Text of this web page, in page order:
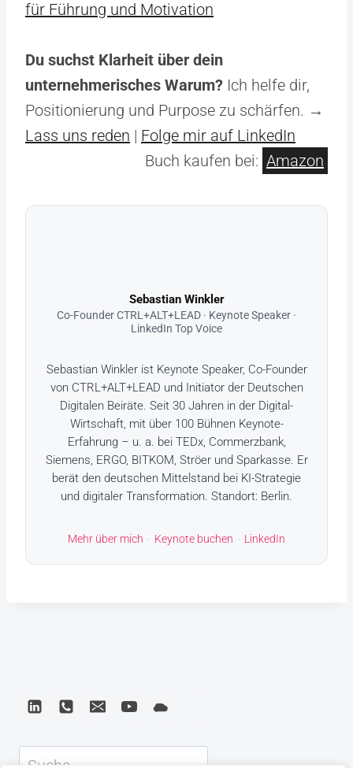
für Führung und Motivation
Du suchst Klarheit über dein
unternehmerisches Warum? Ich helfe dir,
Positionierung und Purpose zu schärfen. →
Lass uns reden | Folge mir auf LinkedIn
Buch kaufen bei: Amazon
Sebastian Winkler
Co-Founder CTRL+ALT+LEAD · Keynote Speaker ·
LinkedIn Top Voice
Sebastian Winkler ist Keynote Speaker, Co-Founder
von CTRL+ALT+LEAD und Initiator der Deutschen
Digitalen Beiräte. Seit 30 Jahren in der Digital-
Wirtschaft, mit über 100 Bühnen Keynote-
Erfahrung – u. a. bei TEDx, Commerzbank,
Siemens, ERGO, BITKOM, Ströer und Sparkasse. Er
berät den deutschen Mittelstand bei KI-Strategie
und digitaler Transformation. Standort: Berlin.
Mehr über mich · Keynote buchen · LinkedIn
Suchen